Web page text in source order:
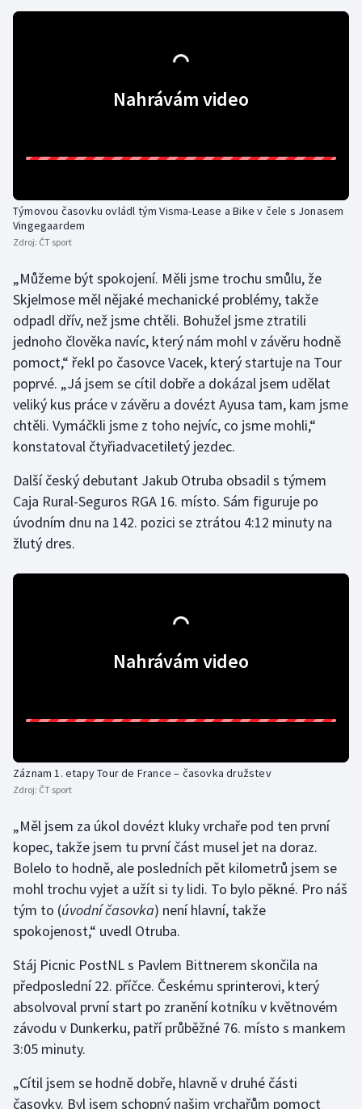
Motorsport
Plážový volejbal
Ragby
Rychlobruslení
Rychlostní kanoistika
Short track
Sportovní střelba
Stolní tenis
Triatlon
Veslování
Vodní slalom
Volejbal
Nahrávám video
Týmovou časovku ovládl tým Visma-Lease a Bike v čele s Jonasem
Vingegaardem
Zdroj: ČT sport
„Můžeme být spokojení. Měli jsme trochu smůlu, že
Skjelmose měl nějaké mechanické problémy, takže
odpadl dřív, než jsme chtěli. Bohužel jsme ztratili
jednoho člověka navíc, který nám mohl v závěru hodně
pomoct,“ řekl po časovce Vacek, který startuje na Tour
poprvé. „Já jsem se cítil dobře a dokázal jsem udělat
veliký kus práce v závěru a dovézt Ayusa tam, kam jsme
chtěli. Vymáčkli jsme z toho nejvíc, co jsme mohli,“
konstatoval čtyřiadvacetiletý jezdec.
Další český debutant Jakub Otruba obsadil s týmem
Caja Rural-Seguros RGA 16. místo. Sám figuruje po
úvodním dnu na 142. pozici se ztrátou 4:12 minuty na
žlutý dres.
Nahrávám video
Záznam 1. etapy Tour de France – časovka družstev
Zdroj: ČT sport
„Měl jsem za úkol dovézt kluky vrchaře pod ten první
kopec, takže jsem tu první část musel jet na doraz.
Bolelo to hodně, ale posledních pět kilometrů jsem se
mohl trochu vyjet a užít si ty lidi. To bylo pěkné. Pro náš
tým to (úvodní časovka) není hlavní, takže
spokojenost,“ uvedl Otruba.
Stáj Picnic PostNL s Pavlem Bittnerem skončila na
předposlední 22. příčce. Českému sprinterovi, který
absolvoval první start po zranění kotníku v květnovém
závodu v Dunkerku, patří průběžné 76. místo s mankem
3:05 minuty.
„Cítil jsem se hodně dobře, hlavně v druhé části
časovky. Byl jsem schopný našim vrchařům pomoct